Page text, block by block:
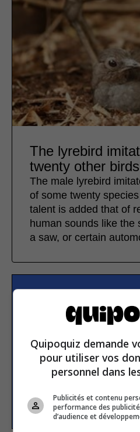
The lyrebird
twenty other
The male lyrebird
of some twenty
talent is added that of
human sounds like the
a saw, or certain
newsletter
Email address
SUBSCRIBE
Quipoquiz demande
pour utiliser vos
personnel dans
Publicités et contenu
performance des
d’audience et